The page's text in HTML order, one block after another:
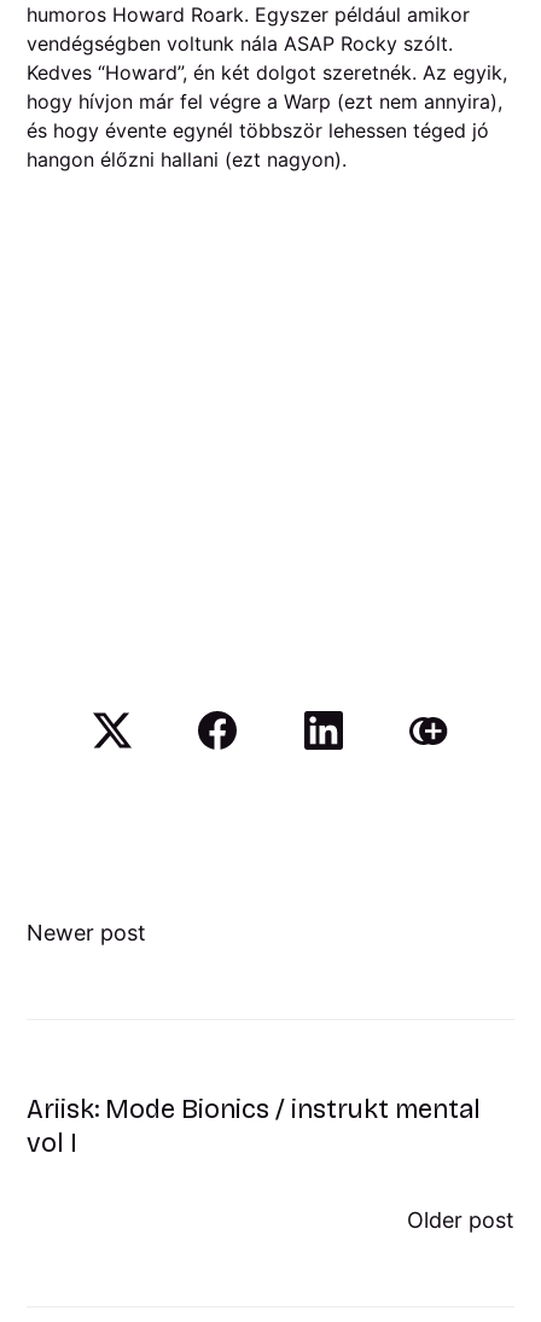
humoros Howard Roark. Egyszer például amikor
vendégségben voltunk nála ASAP Rocky szólt.
Kedves “Howard”, én két dolgot szeretnék. Az egyik,
hogy hívjon már fel végre a Warp (ezt nem annyira),
és hogy évente egynél többször lehessen téged jó
hangon élőzni hallani (ezt nagyon).
Newer post
Ariisk: Mode Bionics / instrukt mental
vol I
Older post